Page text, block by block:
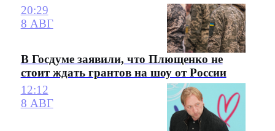
20:29
8 АВГ
В Госдуме заявили, что Плющенко не
стоит ждать грантов на шоу от России
12:12
8 АВГ